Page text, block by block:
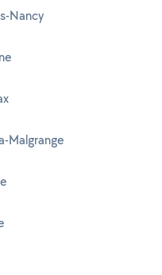
Nancy
Malgrange